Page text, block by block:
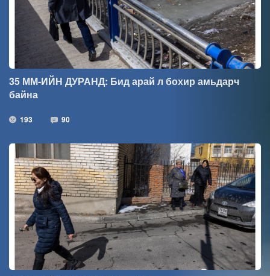
35 ММ-ИЙН ДУРАНД: Бид арай л бохир амьдарч
байна
193 90